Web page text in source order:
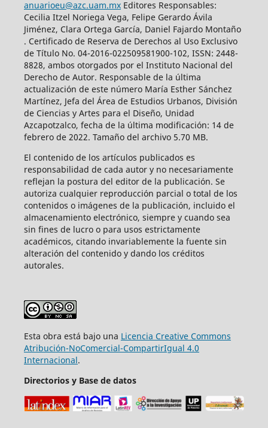
anuarioeu@azc.uam.mxEditores Responsables:
Cecilia Itzel Noriega Vega, Felipe Gerardo Ávila
Jiménez, Clara Ortega García, Daniel Fajardo Montaño
. Certificado de Reserva de Derechos al Uso Exclusivo
de Título No. 04-2016-022509581900-102, ISSN: 2448-
8828, ambos otorgados por el Instituto Nacional del
Derecho de Autor. Responsable de la última
actualización de este número María Esther Sánchez
Martínez, Jefa del Área de Estudios Urbanos, División
de Ciencias y Artes para el Diseño, Unidad
Azcapotzalco, fecha de la última modificación: 14 de
febrero de 2022. Tamaño del archivo 5.70 MB.
El contenido de los artículos publicados es
responsabilidad de cada autor y no necesariamente
reflejan la postura del editor de la publicación. Se
autoriza cualquier reproducción parcial o total de los
contenidos o imágenes de la publicación, incluido el
almacenamiento electrónico, siempre y cuando sea
sin fines de lucro o para usos estrictamente
académicos, citando invariablemente la fuente sin
alteración del contenido y dando los créditos
autorales.
Esta obra está bajo una Licencia Creative Commons
Atribución-NoComercial-CompartirIgual 4.0
Internacional.
Directorios y Base de datos